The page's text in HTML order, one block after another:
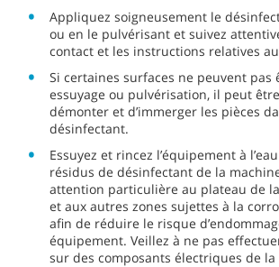
Appliquez soigneusement le
ou en le pulvérisant et suivez
contact et les instructions relatives
Si certaines surfaces ne peuvent
essuyage ou pulvérisation, il peut
démonter et d’immerger les pièces
désinfectant.
Essuyez et rincez l’équipement à
résidus de désinfectant de la
attention particulière au plateau de
et aux autres zones sujettes à la
afin de réduire le risque
équipement. Veillez à ne pas
sur des composants électriques de la